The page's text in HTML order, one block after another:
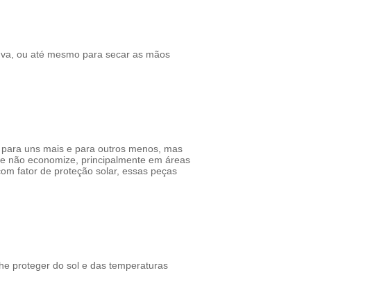
ou até mesmo para secar as mãos
uns mais e para outros menos, mas
não economize, principalmente em áreas
fator de proteção solar, essas peças
proteger do sol e das temperaturas